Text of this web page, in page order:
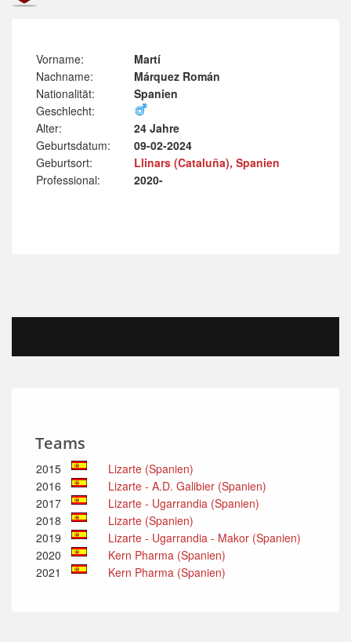
Vorname:
Martí
Nachname:
Márquez Román
Nationalität:
Spanien
Geschlecht:
Alter:
24 Jahre
Geburtsdatum:
09-02-2024
Geburtsort:
Llinars (Cataluña), Spanien
Professional:
2020-
Teams
2015
Lizarte (Spanien)
2016
Lizarte - A.D. Galibier (Spanien)
2017
Lizarte - Ugarrandia (Spanien)
2018
Lizarte (Spanien)
2019
Lizarte - Ugarrandia - Makor (Spanien)
2020
Kern Pharma (Spanien)
2021
Kern Pharma (Spanien)